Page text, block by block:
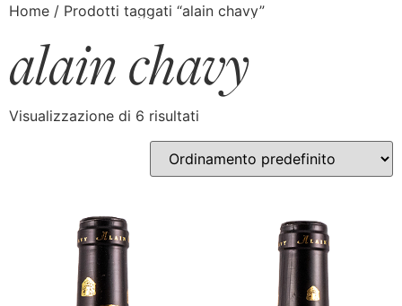
Home / Prodotti taggati “alain chavy”
alain chavy
Visualizzazione di 6 risultati